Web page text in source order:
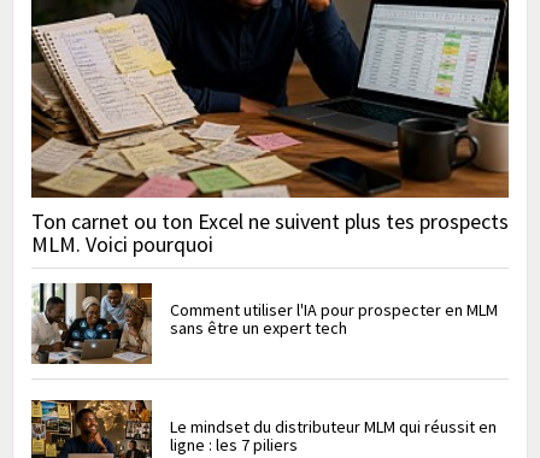
Ton carnet ou ton Excel ne suivent plus tes prospects
MLM. Voici pourquoi
Comment utiliser l'IA pour prospecter en MLM
sans être un expert tech
Le mindset du distributeur MLM qui réussit en
ligne : les 7 piliers